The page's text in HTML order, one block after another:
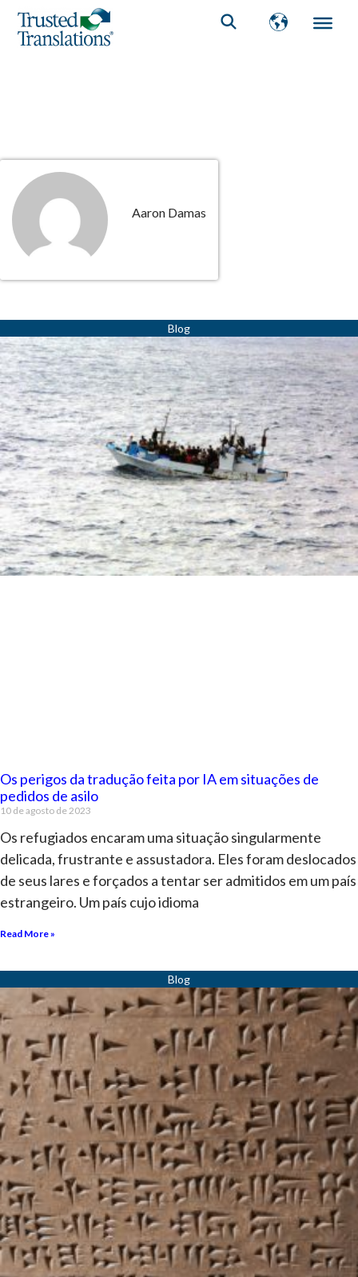
Aaron Damas
Os perigos da tradução feita por IA em situações de
pedidos de asilo
10 de agosto de 2023
Os refugiados encaram uma situação singularmente
delicada, frustrante e assustadora. Eles foram deslocados
de seus lares e forçados a tentar ser admitidos em um país
estrangeiro. Um país cujo idioma
Read More »